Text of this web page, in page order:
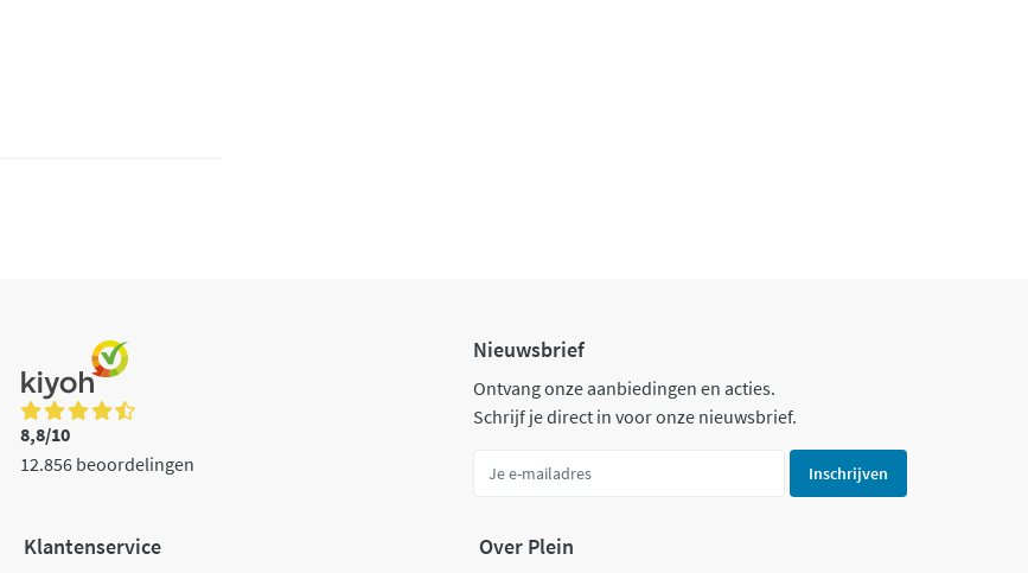
8,8/10
12.856 beoordelingen
Nieuwsbrief
Ontvang onze aanbiedingen en acties.
Schrijf je direct in voor onze nieuwsbrief.
Inschrijven
Klantenservice Over Plein